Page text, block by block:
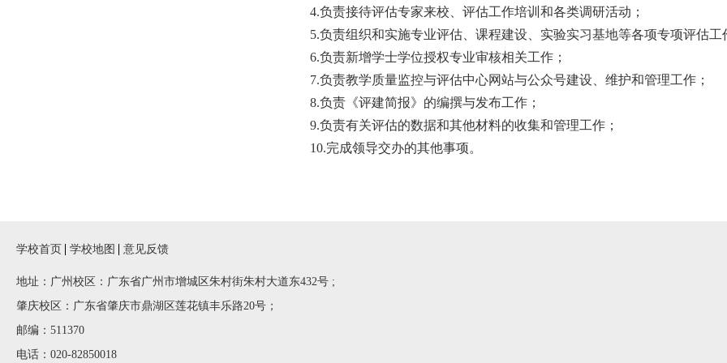
4.负责接待评估专家来校、评估工作培训和各类调研活动；
5.负责组织和实施专业评估、课程建设、实验实习基地等各项专项评估工
6.负责新增学士学位授权专业审核相关工作；
7.负责教学质量监控与评估中心网站与公众号建设、维护和管理工作；
8.负责《评建简报》的编撰与发布工作；
9.负责有关评估的数据和其他材料的收集和管理工作；
10.完成领导交办的其他事项。
学校首页 学校地图 意见反馈
地址：广州校区：广东省广州市增城区朱村街朱村大道东432号 ;
肇庆校区：广东省肇庆市鼎湖区莲花镇丰乐路20号；
邮编：511370
电话：020-82850018